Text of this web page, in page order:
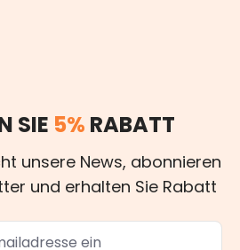
SIE 5% RABATT
unsere News, abonnieren
und erhalten Sie Rabatt